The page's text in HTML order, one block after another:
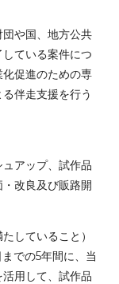
や国、地方公共
ている案件につ
促進のための専
伴走支援を行う
アップ、試作品
改良及び販路開
していること）
での5年間に、当
用して、試作品